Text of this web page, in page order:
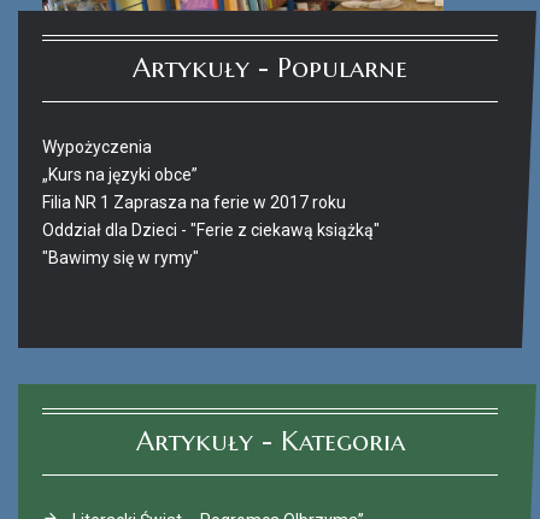
Artykuły - Popularne
Wypożyczenia
„Kurs na języki obce”
Filia NR 1 Zaprasza na ferie w 2017 roku
Oddział dla Dzieci - "Ferie z ciekawą książką"
"Bawimy się w rymy"
Artykuły - Kategoria